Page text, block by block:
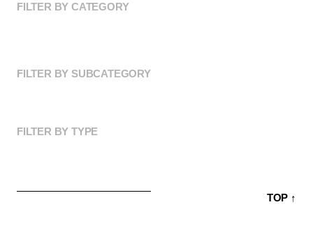
FILTER BY CATEGORY
FILTER BY SUBCATEGORY
FILTER BY TYPE
TOP ↑